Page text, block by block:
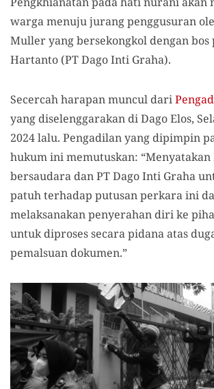
warga menuju jurang penggusuran
Muller yang bersekongkol dengan
Hartanto (PT Dago Inti Graha).
Secercah harapan muncul dari
yang diselenggarakan di Dago Elos,
2024 lalu. Pengadilan yang dipimpin
hukum ini memutuskan:
bersaudara dan PT Dago Inti Graha
patuh terhadap putusan perkara ini
melaksanakan penyerahan diri ke
untuk diproses secara pidana atas
pemalsuan dokumen.”